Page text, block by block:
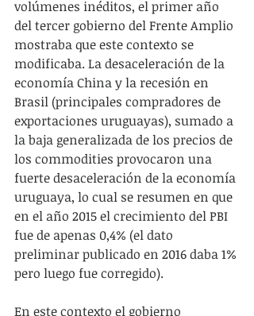
volúmenes inéditos, el primer año
del tercer gobierno del Frente Amplio
mostraba que este contexto se
modificaba. La desaceleración de la
economía China y la recesión en
Brasil (principales compradores de
exportaciones uruguayas), sumado a
la baja generalizada de los precios de
los commodities provocaron una
fuerte desaceleración de la economía
uruguaya, lo cual se resumen en que
en el año 2015 el crecimiento del PBI
fue de apenas 0,4% (el dato
preliminar publicado en 2016 daba 1%
pero luego fue corregido).
En este contexto el gobierno